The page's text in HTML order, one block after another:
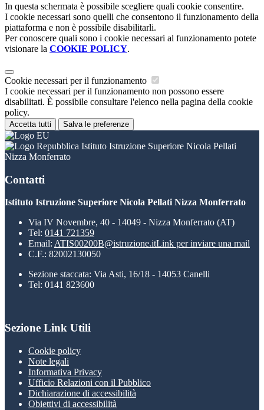
In questa schermata è possibile scegliere quali cookie consentire.
I cookie necessari sono quelli che consentono il funzionamento della
piattaforma e non è possibile disabilitarli.
Per conoscere quali sono i cookie necessari al funzionamento potete
visionare la COOKIE POLICY.
Cookie necessari per il funzionamento
I cookie necessari per il funzionamento non possono essere
disabilitati. È possibile consultare l'elenco nella pagina della cookie
policy.
Accetta tutti Salva le preferenze
Istituto Istruzione Superiore Nicola Pellati
Nizza Monferrato
Contatti
Istituto Istruzione Superiore Nicola Pellati Nizza Monferrato
Via IV Novembre, 40 - 14049 - Nizza Monferrato (AT)
Tel: 0141 721359
Email: ATIS00200B@istruzione.itLink per inviare una mail
C.F.: 82002130050
Sezione staccata: Via Asti, 16/18 - 14053 Canelli
Tel: 0141 823600
Sezione Link Utili
Cookie policy
Note legali
Informativa Privacy
Ufficio Relazioni con il Pubblico
Dichiarazione di accessibilità
Obiettivi di accessibilità